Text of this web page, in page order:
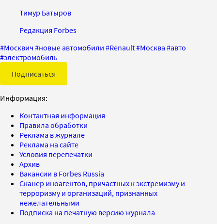
Тимур Батыров
Редакция Forbes
#Москвич #новые автомобили #Renault#Москва #авто
#электромобиль
Подписаться
Информация:
Контактная информация
Правила обработки
Реклама в журнале
Реклама на сайте
Условия перепечатки
Архив
Вакансии в Forbes Russia
Сканер иноагентов, причастных к экстремизму и
терроризму и организаций, признанных
нежелательными
Подписка на печатную версию журнала